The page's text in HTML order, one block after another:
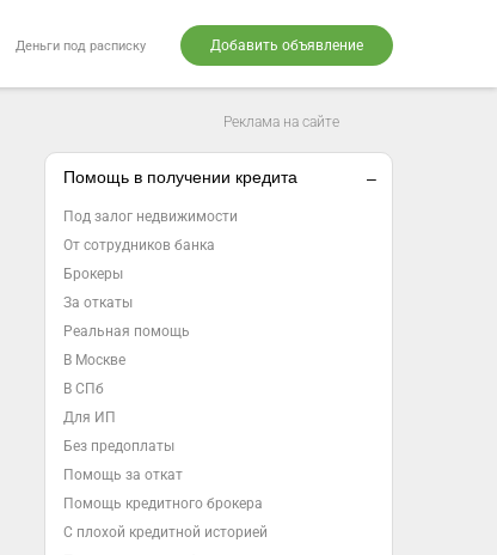
Деньги под расписку Добавить объявление
Реклама на сайте
Помощь в получении кредита
Под залог недвижимости
От сотрудников банка
Брокеры
За откаты
Реальная помощь
В Москве
В СПб
Для ИП
Без предоплаты
Помощь за откат
Помощь кредитного брокера
С плохой кредитной историей